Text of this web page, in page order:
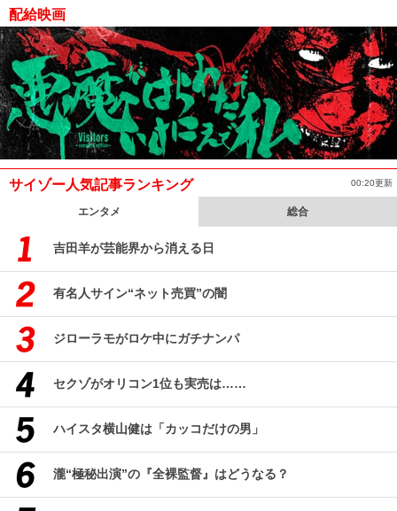
配給映画
サイゾー人気記事ランキング 00:20更新
エンタメ 総合
吉田羊が芸能界から消える日
有名人サイン“ネット売買”の闇
ジローラモがロケ中にガチナンパ
セクゾがオリコン1位も実売は……
ハイスタ横山健は「カッコだけの男」
瀧“極秘出演”の『全裸監督』はどうなる？